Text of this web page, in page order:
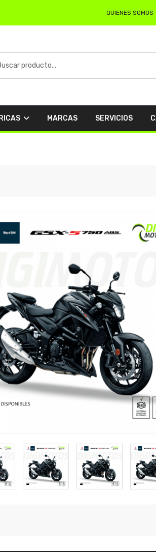
QUIENES SOMOS
MARCAS SERVICIOS